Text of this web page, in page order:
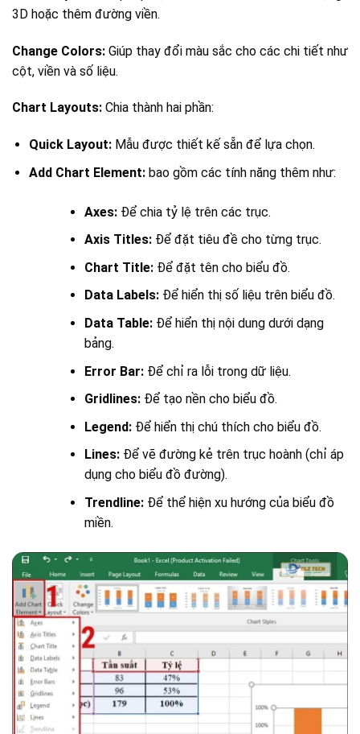
3D hoặc thêm đường viền.
Change Colors: Giúp thay đổi màu sắc cho các chi tiết như
cột, viền và số liệu.
Chart Layouts: Chia thành hai phần:
Quick Layout: Mẫu được thiết kế sẵn để lựa chọn.
Add Chart Element: bao gồm các tính năng thêm như:
Axes:Để chia tỷ lệ trên các trục.
Axis Titles:Để đặt tiêu đề cho từng trục.
Chart Title:Để đặt tên cho biểu đồ.
Data Labels:Để hiển thị số liệu trên biểu đồ.
Data Table:Để hiển thị nội dung dưới dạng
bảng.
Error Bar:Để chỉ ra lỗi trong dữ liệu.
Gridlines:Để tạo nền cho biểu đồ.
Legend:Để hiển thị chú thích cho biểu đồ.
Lines:Để vẽ đường kẻ trên trục hoành (chỉ áp
dụng cho biểu đồ đường).
Trendline:Để thể hiện xu hướng của biểu đồ
miền.